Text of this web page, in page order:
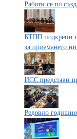
Работи се по
БТПП подкрепи
за приемането
ИСС представи
Редовно